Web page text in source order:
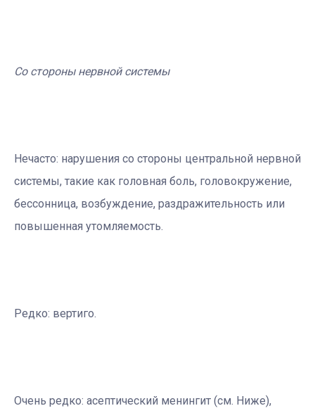
Со стороны нервной системы
Нечасто: нарушения со стороны центральной нервной
системы, такие как головная боль, головокружение,
бессонница, возбуждение, раздражительность или
повышенная утомляемость.
Редко: вертиго.
Очень редко: асептический менингит (см. Ниже),